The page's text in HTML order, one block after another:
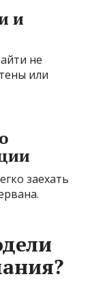
и
не
или
заехать